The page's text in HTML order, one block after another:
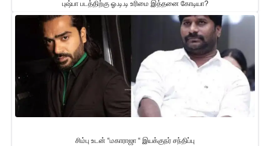
புஷ்பா படத்திற்கு ஓ.டி.டி உரிமை இத்தனை கோடியா?
சிம்பு உடன் “மகாராஜா “ இயக்குநர் சந்திப்பு